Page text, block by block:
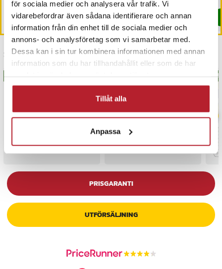
för sociala medier och analysera vår trafik. Vi
vidarebefordrar även sådana identifierare och annan
information från din enhet till de sociala medier och
annons- och analysföretag som vi samarbetar med.
Dessa kan i sin tur kombinera informationen med annan
information som du har tillhandahållit eller som de har
Tillåt alla
Anpassa
Köp
Köp
Senast besökta
PRISGARANTI
UTFÖRSÄLJNING